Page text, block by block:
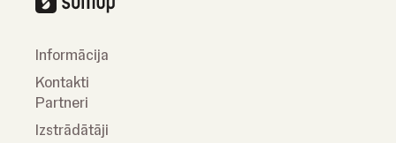
Informācija
Kontakti
Partneri
Izstrādātāji